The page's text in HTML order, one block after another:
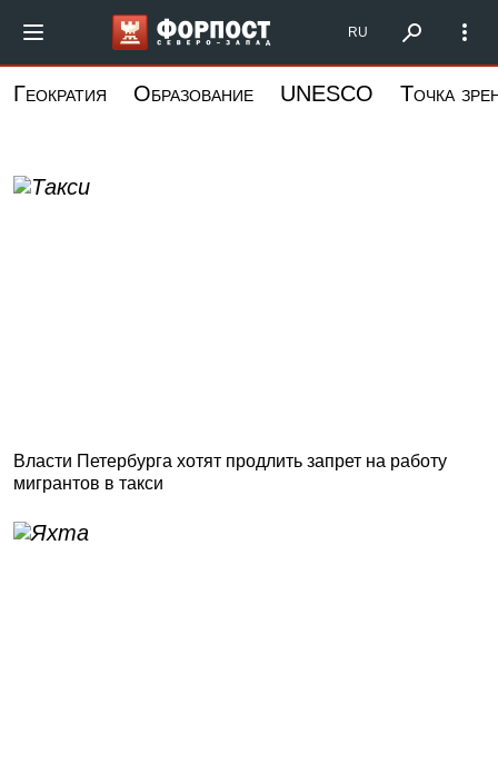
основному
Форпост Северо-
RU
Геократия Образование UNESCO Точка
Власти Петербурга хотят продлить запрет на работу
мигрантов в такси